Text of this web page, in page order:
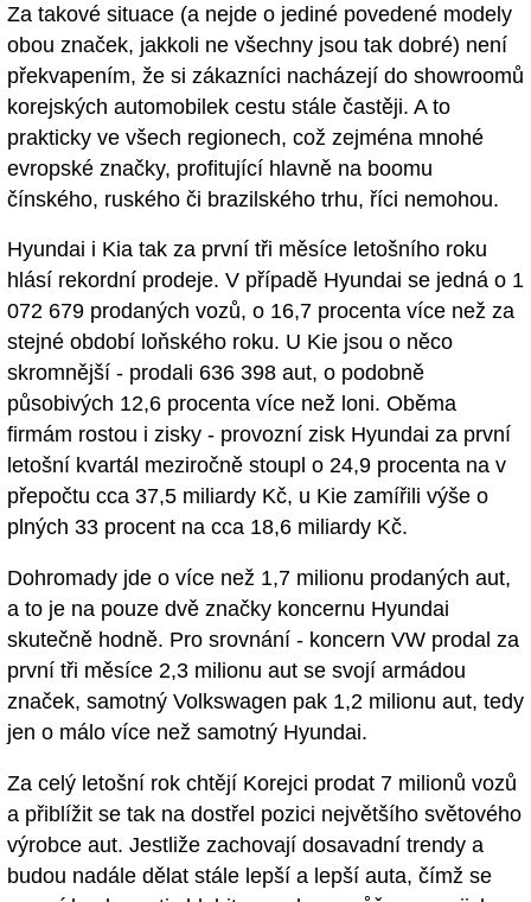
Za takové situace (a nejde o jediné povedené modely
obou značek, jakkoli ne všechny jsou tak dobré) není
překvapením, že si zákazníci nacházejí do showroomů
korejských automobilek cestu stále častěji. A to
prakticky ve všech regionech, což zejména mnohé
evropské značky, profitující hlavně na boomu
čínského, ruského či brazilského trhu, říci nemohou.
Hyundai i Kia tak za první tři měsíce letošního roku
hlásí rekordní prodeje. V případě Hyundai se jedná o 1
072 679 prodaných vozů, o 16,7 procenta více než za
stejné období loňského roku. U Kie jsou o něco
skromnější - prodali 636 398 aut, o podobně
působivých 12,6 procenta více než loni. Oběma
firmám rostou i zisky - provozní zisk Hyundai za první
letošní kvartál meziročně stoupl o 24,9 procenta na v
přepočtu cca 37,5 miliardy Kč, u Kie zamířili výše o
plných 33 procent na cca 18,6 miliardy Kč.
Dohromady jde o více než 1,7 milionu prodaných aut,
a to je na pouze dvě značky koncernu Hyundai
skutečně hodně. Pro srovnání - koncern VW prodal za
první tři měsíce 2,3 milionu aut se svojí armádou
značek, samotný Volkswagen pak 1,2 milionu aut, tedy
jen o málo více než samotný Hyundai.
Za celý letošní rok chtějí Korejci prodat 7 milionů vozů
a přiblížit se tak na dostřel pozici největšího světového
výrobce aut. Jestliže zachovají dosavadní trendy a
budou nadále dělat stále lepší a lepší auta, čímž se